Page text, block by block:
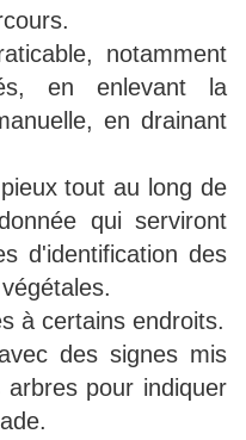
notamment
en enlevant la
en drainant
tout au long de
qui serviront
d'identification des
à certains endroits.
des signes mis
pour indiquer